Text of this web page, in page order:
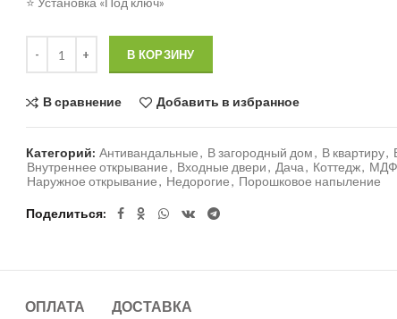
В КОРЗИНУ
В сравнение Добавить в избранное
Категорий: Антивандальные, В загородный дом, В квартиру,
Внутреннее открывание, Входные двери, Дача, Коттедж, МДФ
Наружное открывание, Недорогие, Порошковое напыление
Поделиться
ОПЛАТА ДОСТАВКА